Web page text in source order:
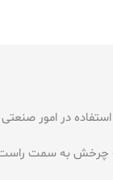
به چرخش به سمت